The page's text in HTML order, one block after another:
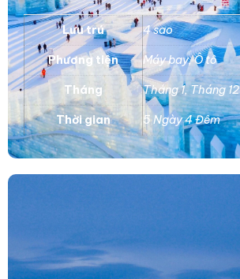
Lưu trú 4 sao
Phương tiện Máy bay,Ô tô
Tháng Tháng 1,Tháng 12
Thời gian 5 Ngày 4 Đêm